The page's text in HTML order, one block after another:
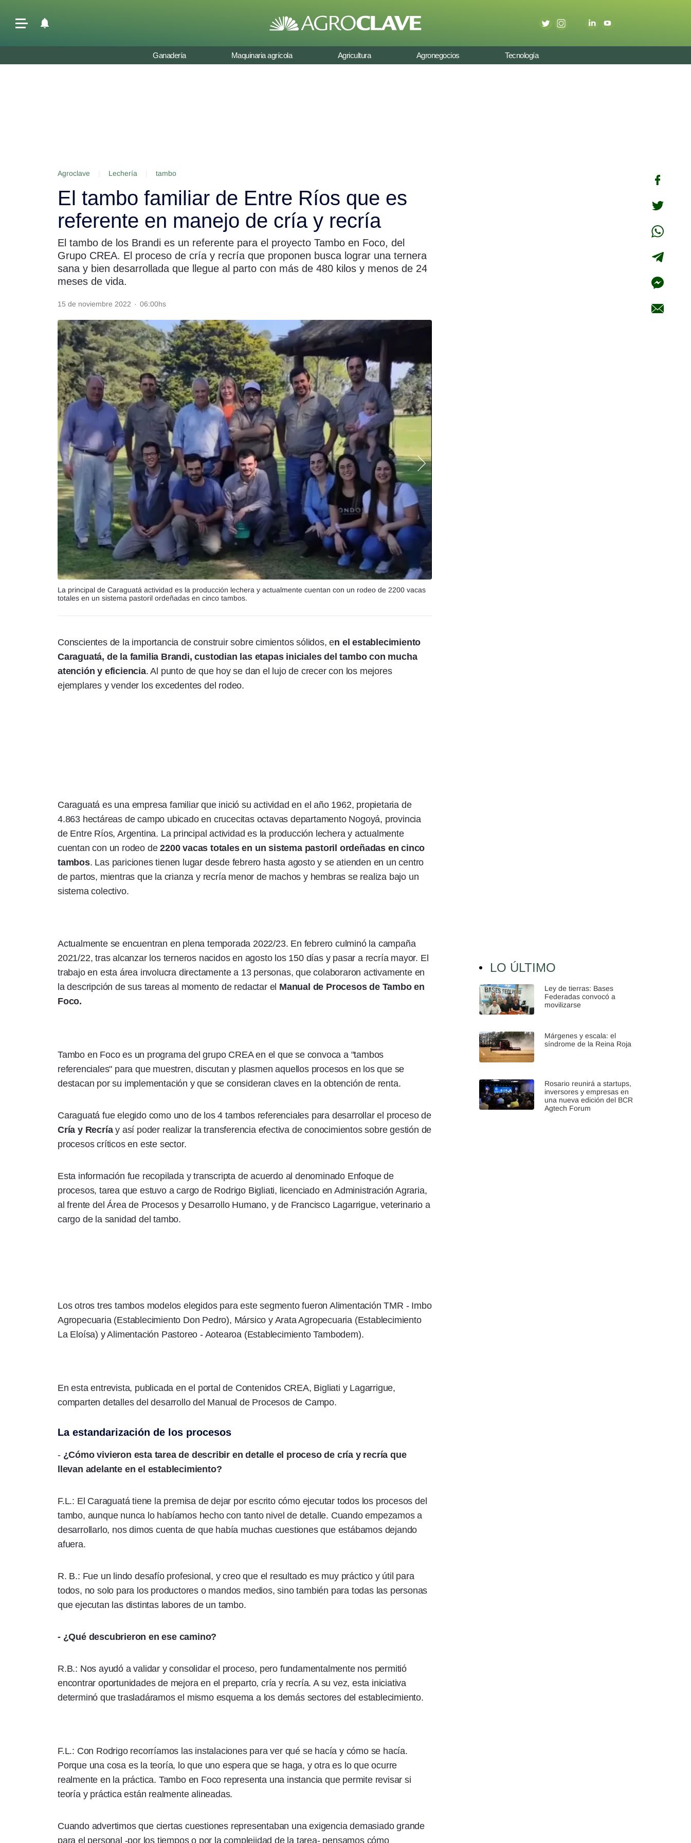
Seguinos
Ganadería Maquinaria agrícola Agricultura Agronegocios Tecnología
Agroclave Lechería tambo
El tambo familiar de Entre Ríos que es
referente en manejo de cría y recría
El tambo de los Brandi es un referente para el proyecto Tambo en Foco, del
Grupo CREA. El proceso de cría y recría que proponen busca lograr una ternera
sana y bien desarrollada que llegue al parto con más de 480 kilos y menos de 24
meses de vida.
15 de noviembre 2022 · 06:00hs
La principal de Caraguatá actividad es la producción lechera y actualmente cuentan con un rodeo de 2200 vacas
totales en un sistema pastoril ordeñadas en cinco tambos.
Conscientes de la importancia de construir sobre cimientos sólidos, en el establecimiento
Caraguatá, de la familia Brandi, custodian las etapas iniciales del tambo con mucha
atención y eficiencia. Al punto de que hoy se dan el lujo de crecer con los mejores
ejemplares y vender los excedentes del rodeo.
Caraguatá es una empresa familiar que inició su actividad en el año 1962, propietaria de
4.863 hectáreas de campo ubicado en crucecitas octavas departamento Nogoyá, provincia
de Entre Ríos, Argentina. La principal actividad es la producción lechera y actualmente
cuentan con un rodeo de2200 vacas totales en un sistema pastoril ordeñadas en cinco
tambos. Las pariciones tienen lugar desde febrero hasta agosto y se atienden en un centro
de partos, mientras que la crianza y recría menor de machos y hembras se realiza bajo un
sistema colectivo.
Actualmente se encuentran en plena temporada 2022/23. En febrero culminó la campaña
2021/22, tras alcanzar los terneros nacidos en agosto los 150 días y pasar a recría mayor. El
trabajo en esta área involucra directamente a 13 personas, que colaboraron activamente en
la descripción de sus tareas al momento de redactar el Manual de Procesos de Tambo en
Foco.
Tambo en Foco es un programa del grupo CREA en el que se convoca a "tambos
referenciales" para que muestren, discutan y plasmen aquellos procesos en los que se
destacan por su implementación y que se consideran claves en la obtención de renta.
Caraguatá fue elegido como uno de los 4 tambos referenciales para desarrollar el proceso de
Cría y Recríay así poder realizar la transferencia efectiva de conocimientos sobre gestión de
procesos críticos en este sector.
Esta información fue recopilada y transcripta de acuerdo al denominado Enfoque de
procesos, tarea que estuvo a cargo de Rodrigo Bigliati, licenciado en Administración Agraria,
al frente del Área de Procesos y Desarrollo Humano, y de Francisco Lagarrigue, veterinario a
cargo de la sanidad del tambo.
Los otros tres tambos modelos elegidos para este segmento fueron Alimentación TMR - Imbo
Agropecuaria (Establecimiento Don Pedro), Mársico y Arata Agropecuaria (Establecimiento
La Eloísa) y Alimentación Pastoreo - Aotearoa (Establecimiento Tambodem).
En esta entrevista, publicada en el portal de Contenidos CREA, Bigliati y Lagarrigue,
comparten detalles del desarrollo del Manual de Procesos de Campo.
La estandarización de los procesos
-¿Cómo vivieron esta tarea de describir en detalle el proceso de cría y recría que
llevan adelante en el establecimiento?
F.L.: El Caraguatá tiene la premisa de dejar por escrito cómo ejecutar todos los procesos del
tambo, aunque nunca lo habíamos hecho con tanto nivel de detalle. Cuando empezamos a
desarrollarlo, nos dimos cuenta de que había muchas cuestiones que estábamos dejando
afuera.
R. B.: Fue un lindo desafío profesional, y creo que el resultado es muy práctico y útil para
todos, no solo para los productores o mandos medios, sino también para todas las personas
que ejecutan las distintas labores de un tambo.
- ¿Qué descubrieron en ese camino?
R.B.: Nos ayudó a validar y consolidar el proceso, pero fundamentalmente nos permitió
encontrar oportunidades de mejora en el preparto, cría y recría. A su vez, esta iniciativa
determinó que trasladáramos el mismo esquema a los demás sectores del establecimiento.
F.L.: Con Rodrigo recorríamos las instalaciones para ver qué se hacía y cómo se hacía.
Porque una cosa es la teoría, lo que uno espera que se haga, y otra es lo que ocurre
realmente en la práctica. Tambo en Foco representa una instancia que permite revisar si
teoría y práctica están realmente alineadas.
Cuando advertimos que ciertas cuestiones representaban una exigencia demasiado grande
para el personal -por los tiempos o por la complejidad de la tarea- pensamos cómo
LO ÚLTIMO
Ley de tierras: Bases
Federadas convocó a
movilizarse
Márgenes y escala: el
síndrome de la Reina Roja
Rosario reunirá a startups,
inversores y empresas en
una nueva edición del BCR
Agtech Forum